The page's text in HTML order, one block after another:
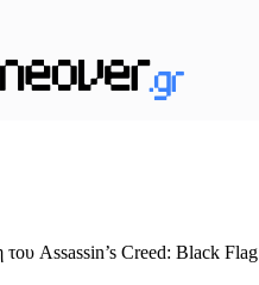
Assassin’s Creed: Black Flag